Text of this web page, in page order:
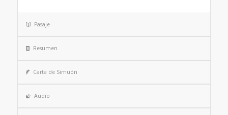
Pasaje
Resumen
Carta de Simuón
Audio